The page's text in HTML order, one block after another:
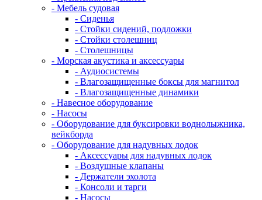
- Мебель судовая
- Сиденья
- Стойки сидений, подложки
- Стойки столешниц
- Столешницы
- Морская акустика и аксессуары
- Аудиосистемы
- Влагозащищенные боксы для магнитол
- Влагозащищенные динамики
- Навесное оборудование
- Насосы
- Оборудование для буксировки воднолыжника,
вейкборда
- Оборудование для надувных лодок
- Аксессуары для надувных лодок
- Воздушные клапаны
- Держатели эхолота
- Консоли и тарги
- Насосы